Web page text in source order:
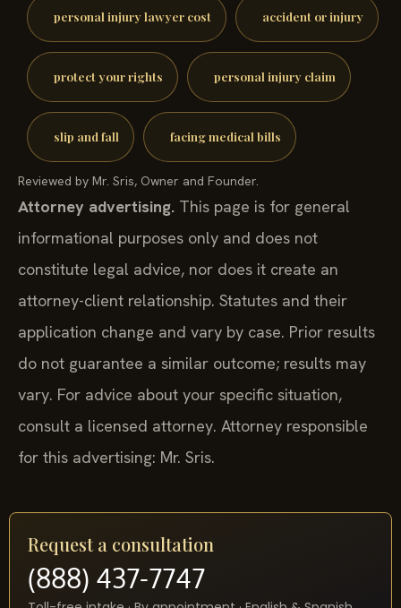
personal injury lawyer cost accident or injury
protect your rights personal injury claim
slip and fall facing medical bills
Reviewed by Mr. Sris, Owner and Founder.
Attorney advertising. This page is for general
informational purposes only and does not
constitute legal advice, nor does it create an
attorney-client relationship. Statutes and their
application change and vary by case. Prior results
do not guarantee a similar outcome; results may
vary. For advice about your specific situation,
consult a licensed attorney. Attorney responsible
for this advertising: Mr. Sris.
Request a consultation
(888) 437-7747